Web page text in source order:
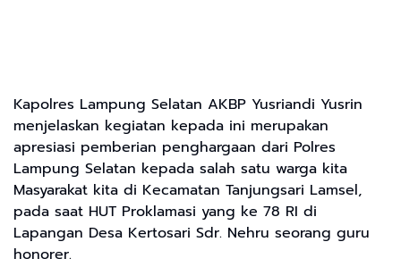
Kapolres Lampung Selatan AKBP Yusriandi Yusrin
menjelaskan kegiatan kepada ini merupakan
apresiasi pemberian penghargaan dari Polres
Lampung Selatan kepada salah satu warga kita
Masyarakat kita di Kecamatan Tanjungsari Lamsel,
pada saat HUT Proklamasi yang ke 78 RI di
Lapangan Desa Kertosari Sdr. Nehru seorang guru
honorer.